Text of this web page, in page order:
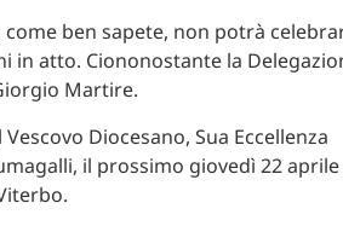
ben sapete, non potrà
in atto. Ciononostante la
Martire.
Diocesano, Sua Eccellenza
il prossimo giovedì 22 aprile